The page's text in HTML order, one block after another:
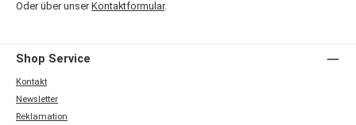
Oder über unser Kontaktformular.
Shop Service
Kontakt
Newsletter
Reklamation